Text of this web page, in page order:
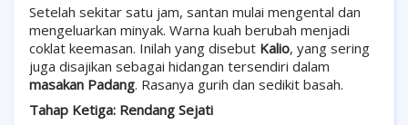
Setelah sekitar satu jam, santan mulai mengental dan
mengeluarkan minyak. Warna kuah berubah menjadi
coklat keemasan. Inilah yang disebut Kalio, yang sering
juga disajikan sebagai hidangan tersendiri dalam
masakan Padang. Rasanya gurih dan sedikit basah.
Tahap Ketiga: Rendang Sejati